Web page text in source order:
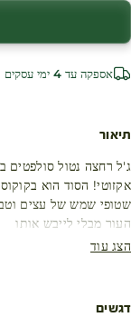
אספקה עד 4 ימי עסקים
תיאור
ג'ל רחצה נטול סולפטים
אקזוטי! הסוד הוא
שטופי שמש של עצים
העור מבלי לייבש אותו
הצג עוד
דגשים